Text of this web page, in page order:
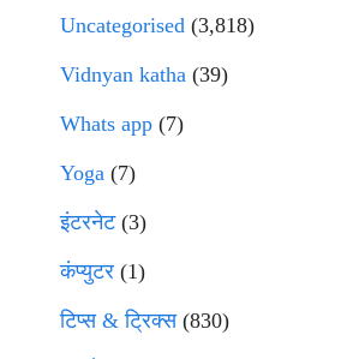
Uncategorised (3,818)
Vidnyan katha (39)
Whats app (7)
Yoga (7)
इंटरनेट(3)
कंप्युटर (1)
टिप्स & ट्रिक्स(830)